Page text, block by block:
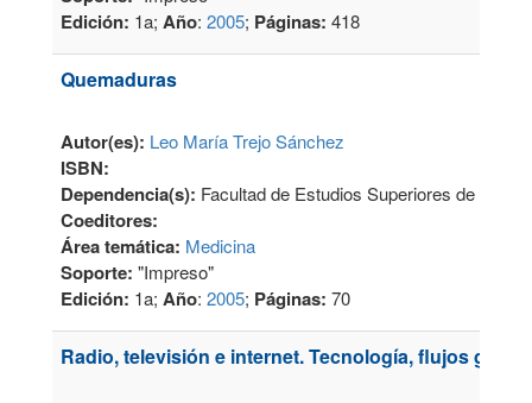
Edición: 1a; Año:2005; Páginas:418
Quemaduras
Autor(es): Leo María Trejo Sánchez
ISBN:
Dependencia(s): Facultad de Estudios Superiores de
Coeditores:
Área temática: Medicina
Soporte: "Impreso"
Edición: 1a; Año:2005; Páginas:70
Radio, televisión e internet. Tecnología, flujos